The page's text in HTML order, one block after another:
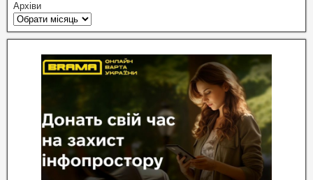
Архіви